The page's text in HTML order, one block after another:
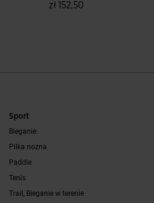
zł 152,50
Sport
Bieganie
Pilka nozna
Paddle
Tenis
Trail, Bieganie w terenie